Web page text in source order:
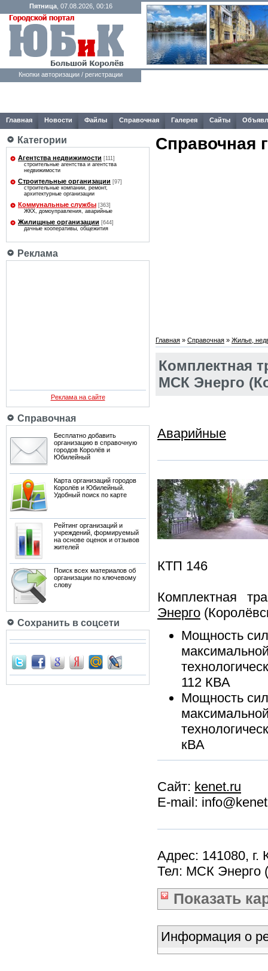
Пятница, 07.08.2026, 00:16
Кнопки авторизации / регистрации
Главная Новости Файлы Справочная Галерея Сайты
Категории
Агентства недвижимости [111]
строительные агентства и агентства
недвижимости
Строительные организации [97]
строительные компании, ремонт,
архитектурные организации
Коммунальные службы [363]
ЖКХ, домоуправления, аварийные
Жилищные организации [644]
дачные кооперативы, общежития
Реклама
Реклама на сайте
Справочная
Бесплатно добавить
организацию в справочную
городов Королёв и
Юбилейный
Карта организаций городов
Королёв и Юбилейный.
Удобный поиск по карте
Рейтинг организаций и
учреждений, формируемый
на основе оценок и отзывов
жителей
Поиск всех материалов об
организации по ключевому
слову
Сохранить в соцсети
Справочная
Главная » Справочная » Жилье,
Комплектная
МСК Энерго
Аварийные
КТП 146
Комплектная
Энерго
Мощность
112 КВА
Мощность
кВА
Сайт: kenet.ru
E-mail:
Адрес: 141080, г.
Тел: МСК Энерго
Показать
Информация о